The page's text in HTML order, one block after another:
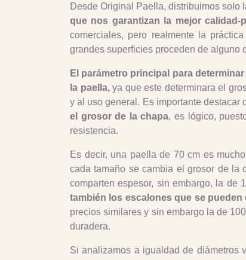
Desde Original Paella, distribuimos solo l
que nos garantizan la mejor calidad-
comerciales, pero realmente la
grandes superficies proceden de alguno
El parámetro principal para
la paella,ya que este determinara el
y al uso general. Es importante destacar
el grosor de la chapa, es lógico,
resistencia.
Es decir, una paella de 70 cm es
cada tamaño se cambia el grosor de
comparten espesor, sin embargo, la de
también los escalones que se
precios similares y sin embargo la de
duradera.
Si analizamos a igualdad de diámetros